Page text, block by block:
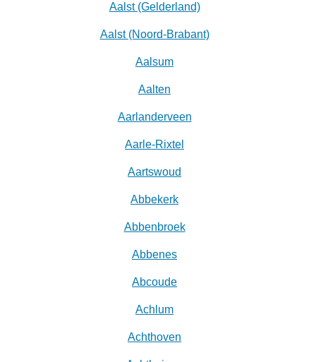
Aalst (Gelderland)
Aalst (Noord-Brabant)
Aalsum
Aalten
Aarlanderveen
Aarle-Rixtel
Aartswoud
Abbekerk
Abbenbroek
Abbenes
Abcoude
Achlum
Achthoven